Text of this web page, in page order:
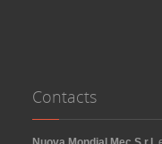
Contacts